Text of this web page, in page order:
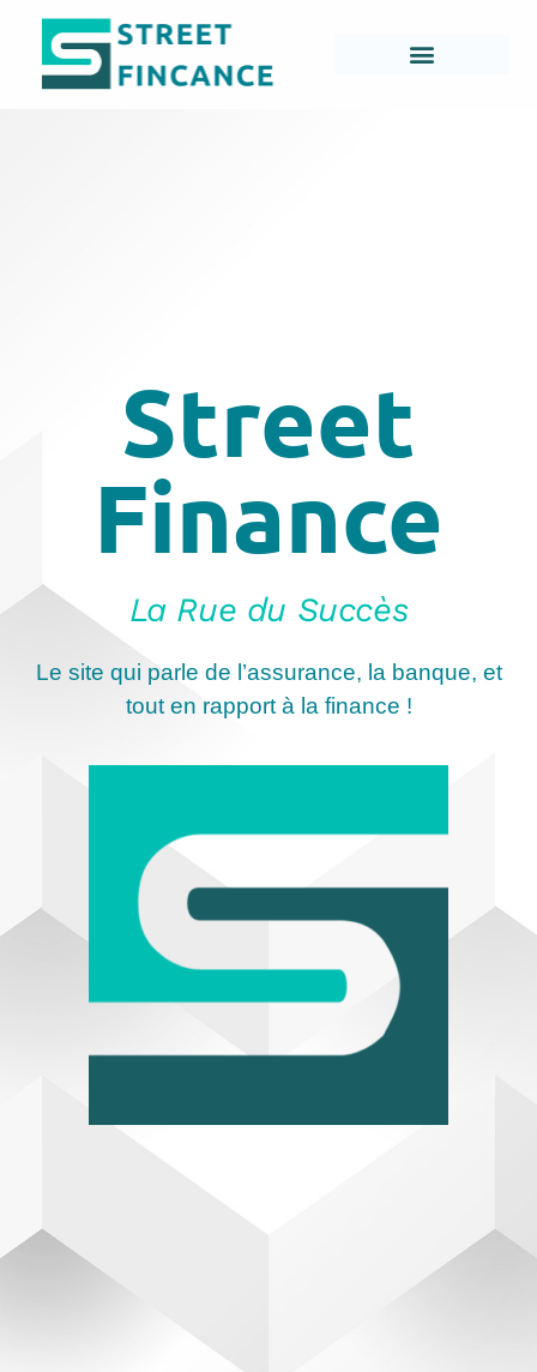
Street
Finance
La Rue du Succès
Le site qui parle de l’assurance, la banque, et
tout en rapport à la finance !